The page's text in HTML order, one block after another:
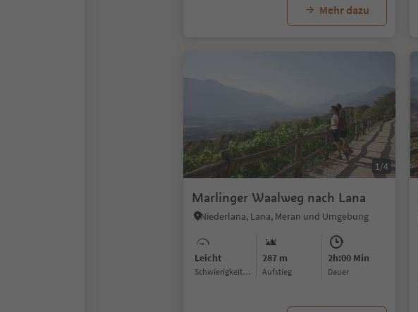
Mehr dazu
1/4
Marlinger Waalweg nach Lana
Niederlana, Lana, Meran und Umgebung
Leicht
Schwierigkeitsgrad
287 m
Aufstieg
2h:00 Min
Dauer